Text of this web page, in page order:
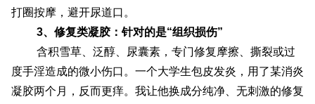
打圈按摩，避开尿道口。
3、修复类凝胶：针对的是“组织损伤”
含积雪草、泛醇、尿囊素，专门修复摩擦、撕裂或过
度手淫造成的微小伤口。一个大学生包皮发炎，用了某消炎
凝胶两个月，反而更痒。我让他换成分纯净、无刺激的修复